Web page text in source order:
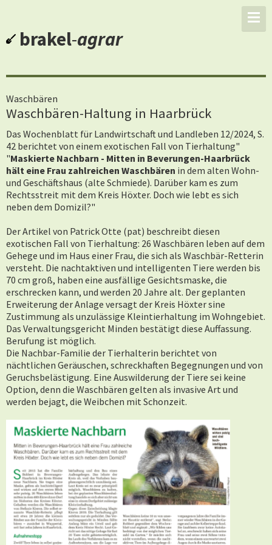
brakel-agrar
Waschbären
Waschbären-Haltung in Haarbrück
Das Wochenblatt für Landwirtschaft und Landleben 12/2024, S.
42 berichtet von einem exotischen Fall von Tierhaltung"
"Maskierte Nachbarn - Mitten in Beverungen-Haarbrück
hält eine Frau zahlreichen Waschbären in dem alten Wohn-
und Geschäftshaus (alte Schmiede). Darüber kam es zum
Rechtsstreit mit dem Kreis Höxter. Doch wie lebt es sich
neben dem Domizil?"
Der Artikel von Patrick Otte (pat) beschreibt diesen
exotischen Fall von Tierhaltung: 26 Waschbären leben auf dem
Gehege und im Haus einer Frau, die sich als Waschbär-Retterin
versteht. Die nachtaktiven und intelligenten Tiere werden bis
70 cm groß, haben eine ausfällige Gesichtsmaske, die
erschrecken kann, und werden 20 Jahre alt. Der geplanten
Erweiterung der Anlage versagt der Kreis Höxter sine
Zustimmung als unzulässige Kleintierhaltung im Wohngebiet.
Das Verwaltungsgericht Minden bestätigt diese Auffassung.
Berufung ist möglich.
Die Nachbar-Familie der Tierhalterin berichtet von
nächtlichen Geräuschen, schreckhaften Begegnungen und von
Geruchsbelästigung. Eine Auswilderung der Tiere sei keine
Option, denn die Waschbären gelten als invasive Art und
werden bejagt, die Weibchen mit Schonzeit.